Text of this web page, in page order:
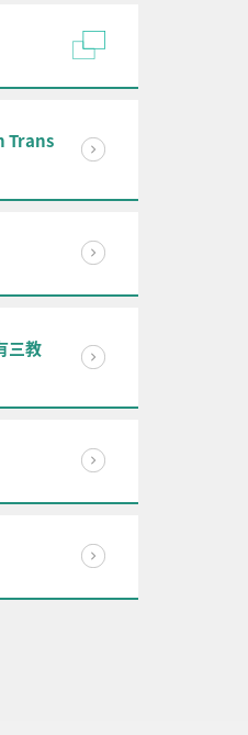
Trans
三教